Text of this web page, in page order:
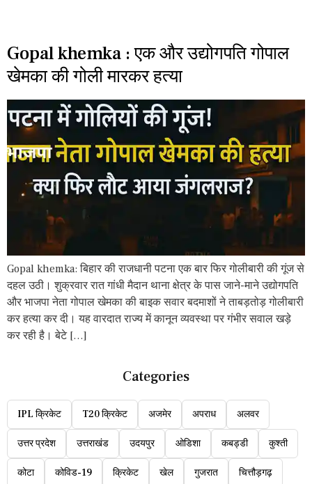
Gopal khemka : एक और उद्योगपति गोपाल
खेमका की गोली मारकर हत्या
Gopal khemka: बिहार की राजधानी पटना एक बार फिर गोलीबारी की गूंज से
दहल उठी। शुक्रवार रात गांधी मैदान थाना क्षेत्र के पास जाने-माने उद्योगपति
और भाजपा नेता गोपाल खेमका की बाइक सवार बदमाशों ने ताबड़तोड़ गोलीबारी
कर हत्या कर दी। यह वारदात राज्य में कानून व्यवस्था पर गंभीर सवाल खड़े
कर रही है। बेटे […]
Categories
IPL क्रिकेट T20 क्रिकेट अजमेर अपराध अलवर
उत्तर प्रदेश उत्तराखंड उदयपुर ओडिशा कबड्डी कुश्ती
कोटा कोविड-19 क्रिकेट खेल गुजरात चित्तौड़गढ़